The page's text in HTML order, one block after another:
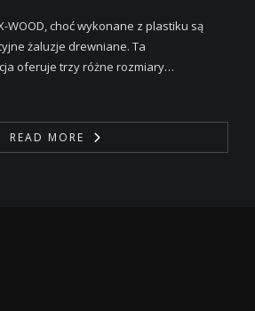
WOOD, choć wykonane z plastiku są
żaluzje drewniane. Ta
oferuje trzy różne rozmiary…
READ MORE